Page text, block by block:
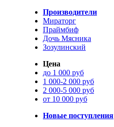
Производители
Мираторг
Праймбиф
Дочь Мясника
Зозулинский
Цена
до 1 000 руб
1 000-2 000 руб
2 000-5 000 руб
от 10 000 руб
Новые поступления